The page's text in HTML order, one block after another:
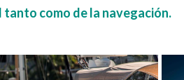
tanto como de la navegación.